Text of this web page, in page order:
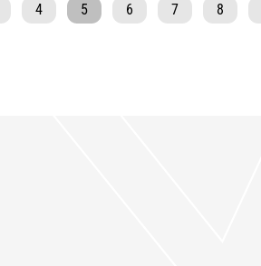
4 5 6 7 8